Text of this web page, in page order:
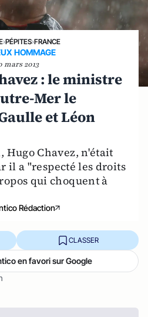
›PÉPITES›FRANCE
HOMMAGE
mars 2013
: le ministre
Mer le
et Léon
Chavez, n'était
il a "respecté les droits
qui choquent à
Rédaction
CLASSER
en favori sur Google